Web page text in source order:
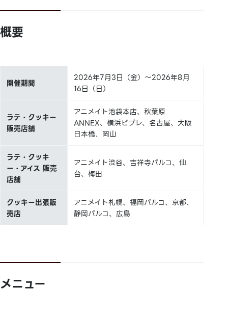
概要
開催期間
2026年7月3日（金）～2026年8月
16日（日）
ラテ・クッキー
販売店舗
アニメイト池袋本店、秋葉原
ANNEX、横浜ビブレ、名古屋、大阪
日本橋、岡山
ラテ・クッキ
ー・アイス 販売
店舗
アニメイト渋谷、吉祥寺パルコ、仙
台、梅田
クッキー出張販
売店
アニメイト札幌、福岡パルコ、京都、
静岡パルコ、広島
メニュー